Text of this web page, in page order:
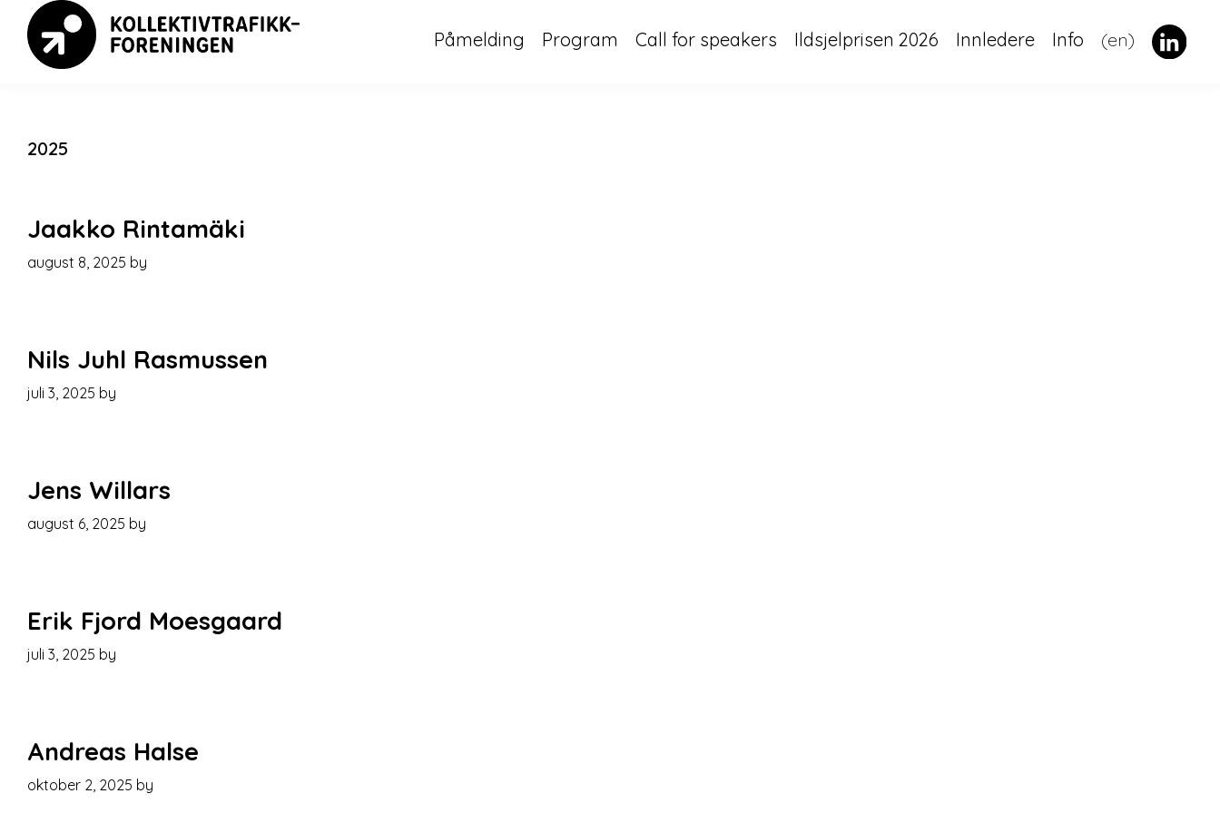
Skip
primary
Skip
main
Skip
footer
Påmelding Program Call for speakers Ildsjelprisen 2026 Innledere Info (en)
2025
Jaakko Rintamäki
august 8, 2025 by
Nils Juhl Rasmussen
juli 3, 2025 by
Jens Willars
august 6, 2025 by
Erik Fjord Moesgaard
juli 3, 2025 by
Andreas Halse
oktober 2, 2025 by